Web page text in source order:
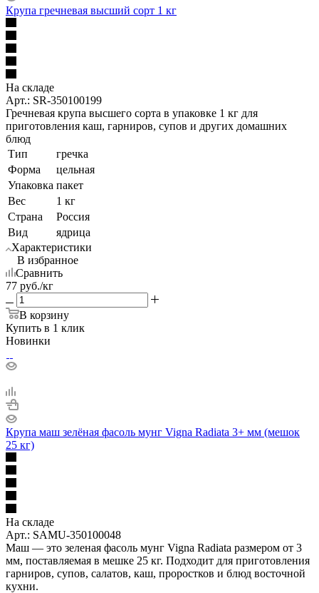
Крупа гречневая высший сорт 1 кг
На складе
Арт.: SR-350100199
Гречневая крупа высшего сорта в упаковке 1 кг для
приготовления каш, гарниров, супов и других домашних
блюд
Тип
гречка
Форма
цельная
Упаковка пакет
Вес
1 кг
Страна
Россия
Вид
ядрица
Характеристики
В избранное
Сравнить
77 руб./кг
В корзину
Купить в 1 клик
Новинки
Крупа маш зелёная фасоль мунг Vigna Radiata 3+ мм (мешок
25 кг)
На складе
Арт.: SAMU-350100048
Маш — это зеленая фасоль мунг Vigna Radiata размером от 3
мм, поставляемая в мешке 25 кг. Подходит для приготовления
гарниров, супов, салатов, каш, проростков и блюд восточной
кухни.